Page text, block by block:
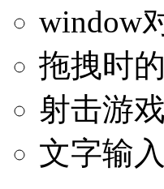
window
拖拽时
射击游
文字输